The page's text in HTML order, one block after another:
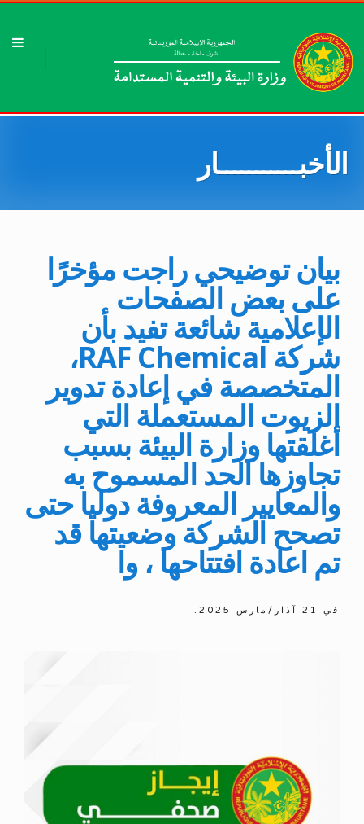
الأخبـــــــــــار
بيان توضيحي راجت مؤخرًا
على بعض الصفحات
الإعلامية شائعة تفيد بأن
شركة RAF Chemical،
المتخصصة في إعادة تدوير
الزيوت المستعملة التي
أغلقتها وزارة البيئة بسبب
تجاوزها الحد المسموح به
والمعايير المعروفة دوليا حتى
تصحح الشركة وضعيتها قد
تم اعادة افتتاحها ، وا
في 21 آذار/مارس 2025 .